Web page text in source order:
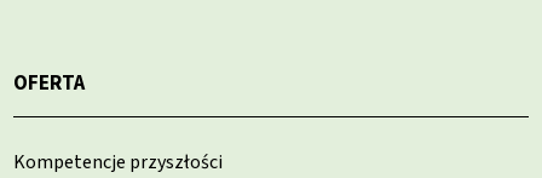
OFERTA
Kompetencje przyszłości